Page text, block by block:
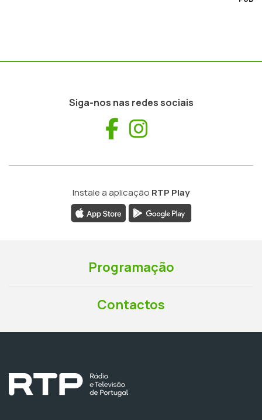
Siga-nos nas redes sociais
Facebook
Instale a aplicação RTP Play
Programação
Contactos